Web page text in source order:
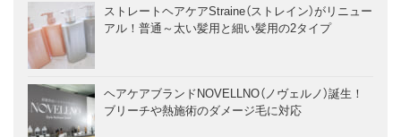
ストレートヘアケアStraine（ストレイン）がリニュー
アル！普通～太い髪用と細い髪用の2タイプ
ヘアケアブランドNOVELLNO（ノヴェルノ）誕生！
ブリーチや熱施術のダメージ毛に対応